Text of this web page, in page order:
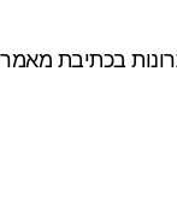
בכתיבת